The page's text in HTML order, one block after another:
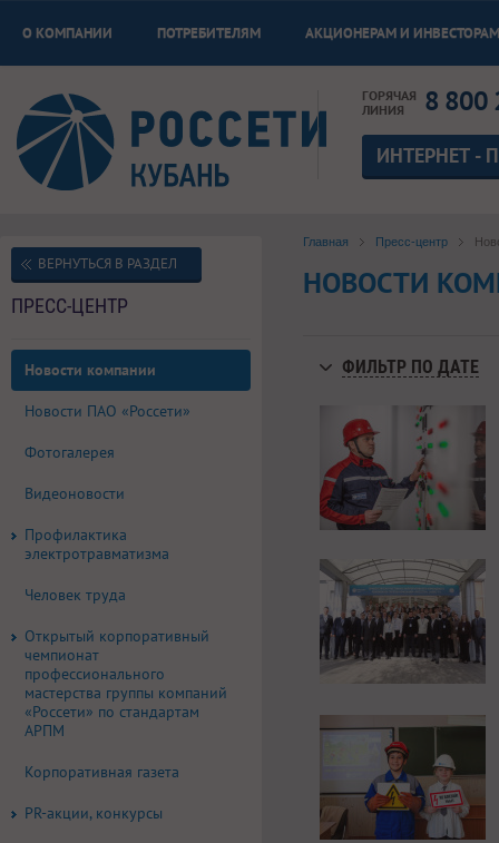
О КОМПАНИИ ПОТРЕБИТЕЛЯМ АКЦИОНЕРАМ И ИНВЕСТОРАМ
ГОРЯЧАЯ
ЛИНИЯ
8 800
ИНТЕРНЕТ -
Главная Пресс-центр
НОВОСТИ
ФИЛЬТР ПО ДАТЕ
ВЕРНУТЬСЯ В РАЗДЕЛ
ПРЕСС-ЦЕНТР
Новости компании
Новости ПАО «Россети»
Фотогалерея
Видеоновости
Профилактика
электротравматизма
Человек труда
Открытый корпоративный
чемпионат
профессионального
мастерства группы компаний
«Россети» по стандартам
АРПМ
Корпоративная газета
PR-акции, конкурсы